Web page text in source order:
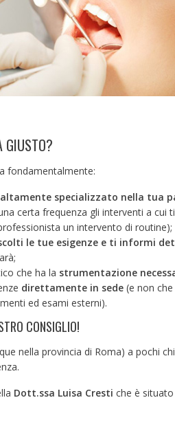
GIUSTO?
fondamentalmente:
altamente specializzato nella tua
certa frequenza gli interventi a cui
un intervento di routine);
le tue esigenze e ti informi
che ha la strumentazione
direttamente in sede(e non che
ed esami esterni).
CONSIGLIO!
nella provincia di Roma) a pochi
Dott.ssa Luisa Cresti che è